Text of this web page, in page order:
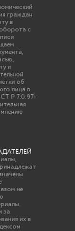
граждан
в
с
и
об
лица в
Р 7.0.97-
не
за
их в